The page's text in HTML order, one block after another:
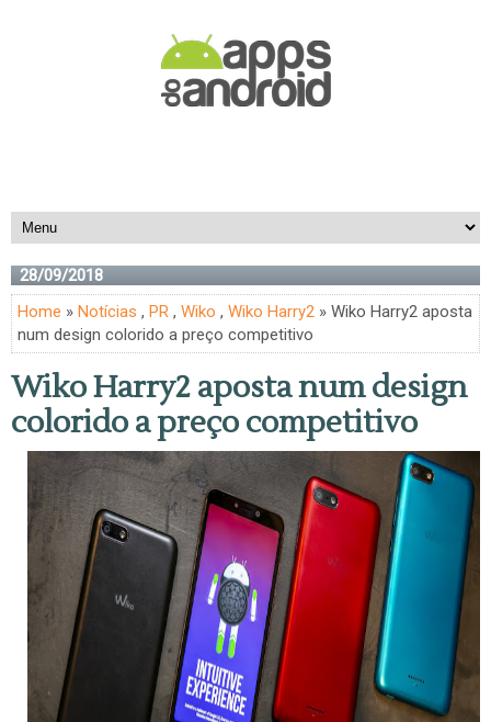
28/09/2018
Home » Notícias , PR , Wiko , Wiko Harry2 » Wiko Harry2 aposta
num design colorido a preço competitivo
Wiko Harry2 aposta num design
colorido a preço competitivo